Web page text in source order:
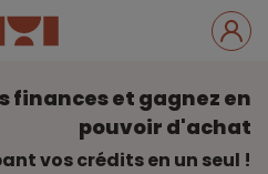
finances et gagnez en
pouvoir d'achat
vos crédits en un seul !